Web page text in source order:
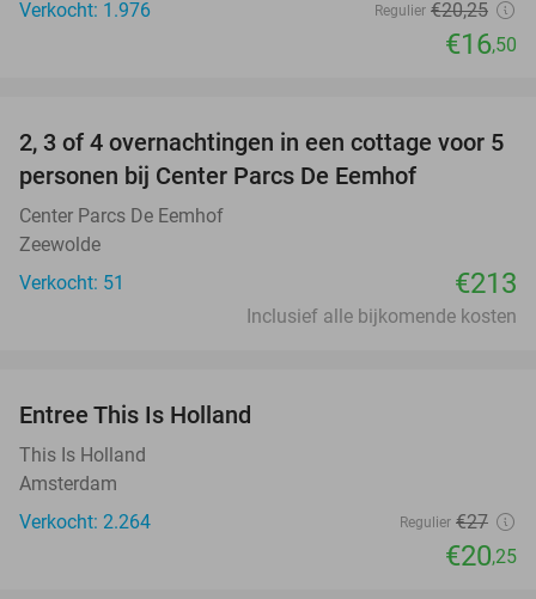
Verkocht: 1.976
Regulier €20,25
€16,50
2, 3 of 4 overnachtingen in een cottage voor 5
personen bij Center Parcs De Eemhof
Center Parcs De Eemhof
Zeewolde
Verkocht: 51
€213
Inclusief alle bijkomende kosten
Entree This Is Holland
This Is Holland
Amsterdam
Verkocht: 2.264
Regulier €27
€20,25